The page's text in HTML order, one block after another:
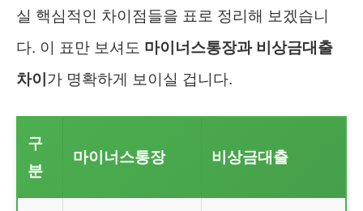
실 핵심적인 차이점들을 표로 정리해 보겠습니
다. 이 표만 보셔도 마이너스통장과 비상금대출
차이 가 명확하게 보이실 겁니다.
구
분
마이너스통장 비상금대출